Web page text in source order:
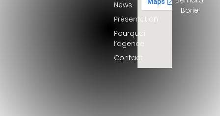
Borie
News
Présentation
Pourquoi
l’agence
Contact